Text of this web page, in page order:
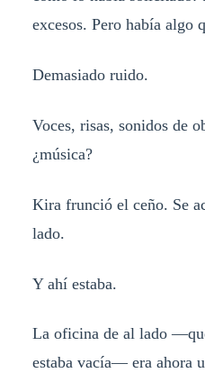
excesos. Pero había algo
Demasiado ruido.
Voces, risas, sonidos de
¿música?
Kira frunció el ceño. Se
lado.
Y ahí estaba.
La oficina de al lado
estaba vacía— era ahora